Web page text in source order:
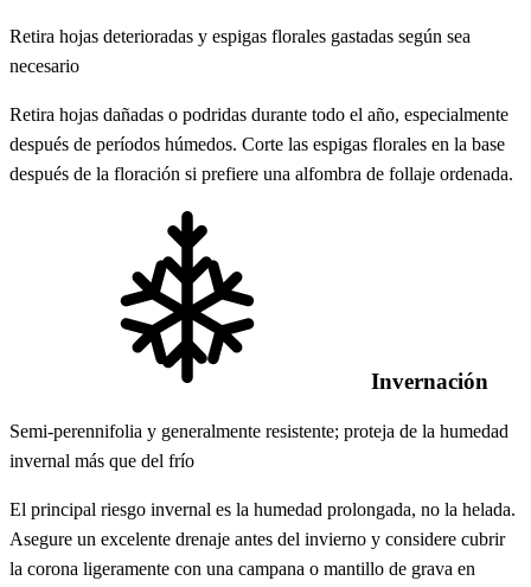
Retira hojas deterioradas y espigas florales gastadas según sea
necesario
Retira hojas dañadas o podridas durante todo el año, especialmente
después de períodos húmedos. Corte las espigas florales en la base
después de la floración si prefiere una alfombra de follaje ordenada.
Invernación
Semi-perennifolia y generalmente resistente; proteja de la humedad
invernal más que del frío
El principal riesgo invernal es la humedad prolongada, no la helada.
Asegure un excelente drenaje antes del invierno y considere cubrir
la corona ligeramente con una campana o mantillo de grava en